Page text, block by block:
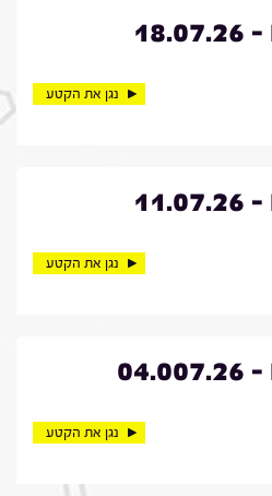
נגן את הקטע
נגן את הקטע
נגן את הקטע